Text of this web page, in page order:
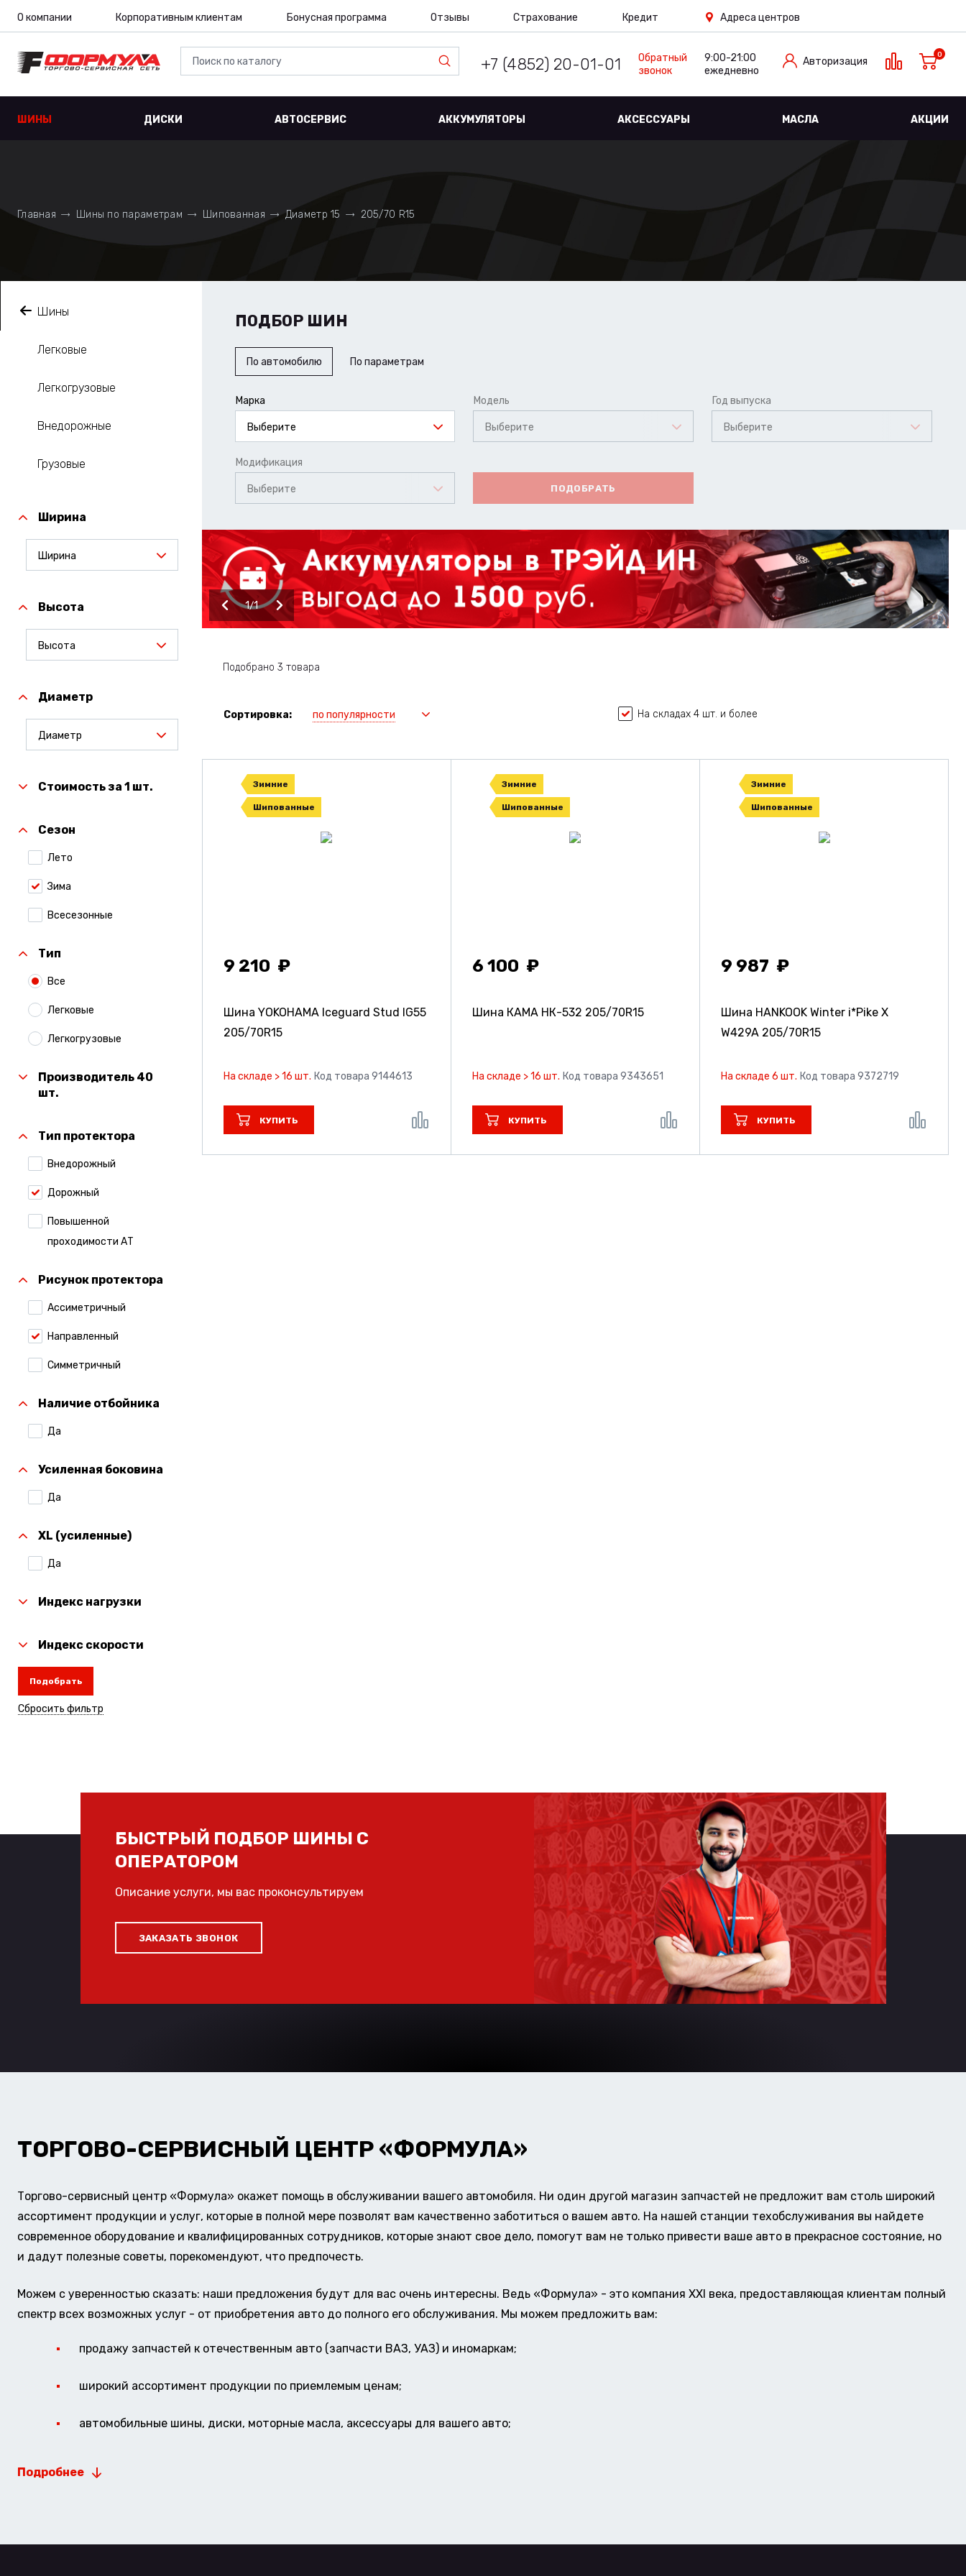
О компании Корпоративным клиентам Бонусная программа Отзывы Страхование Кредит Адреса центров
+7 (4852) 20-01-01
Обратный
звонок
9:00-21:00
ежедневно
Авторизация
0
ШИНЫ ДИСКИ АВТОСЕРВИС АККУМУЛЯТОРЫ АКСЕССУАРЫ МАСЛА АКЦИИ
Главная Шины по параметрам Шипованная Диаметр 15 205/70 R15
Шины
Легковые
Легкогрузовые
Внедорожные
Грузовые
Ширина
Ширина
Высота
Высота
Диаметр
Диаметр
Стоимость за 1 шт.
Сезон
Лето
Зима
Всесезонные
Тип
Все
Легковые
Легкогрузовые
Производитель 40
шт.
Тип протектора
Внедорожный
Дорожный
Повышенной
проходимости АТ
Рисунок протектора
Ассиметричный
Направленный
Симметричный
Наличие отбойника
Да
Усиленная боковина
Да
XL (усиленные)
Да
Индекс нагрузки
Индекс скорости
Подобрать
Сбросить фильтр
ПОДБОР ШИН
По автомобилю По параметрам
Марка
Выберите
Модель
Выберите
Год выпуска
Выберите
Модификация
Выберите ПОДОБРАТЬ
1 1
Подобрано 3 товара
Сортировка: по популярности На складах 4 шт. и более
Зимние
Шипованные
9 210
Шина YOKOHAMA Iceguard Stud IG55
205/70R15
На складе > 16 шт. Код товара 9144613
КУПИТЬ
Зимние
Шипованные
6 100
Шина КАМА НК-532 205/70R15
На складе > 16 шт. Код товара 9343651
КУПИТЬ
Зимние
Шипованные
9 987
Шина HANKOOK Winter i*Pike X
W429A 205/70R15
На складе 6 шт. Код товара 9372719
КУПИТЬ
БЫСТРЫЙ ПОДБОР ШИНЫ С
ОПЕРАТОРОМ
Описание услуги, мы вас проконсультируем
ЗАКАЗАТЬ ЗВОНОК
ТОРГОВО-СЕРВИСНЫЙ ЦЕНТР «ФОРМУЛА»
Торгово-сервисный центр «Формула» окажет помощь в обслуживании вашего автомобиля. Ни один другой магазин запчастей не предложит вам столь широкий
ассортимент продукции и услуг, которые в полной мере позволят вам качественно заботиться о вашем авто. На нашей станции техобслуживания вы найдете
современное оборудование и квалифицированных сотрудников, которые знают свое дело, помогут вам не только привести ваше авто в прекрасное состояние, но
и дадут полезные советы, порекомендуют, что предпочесть.
Можем с уверенностью сказать: наши предложения будут для вас очень интересны. Ведь «Формула» - это компания XXI века, предоставляющая клиентам полный
спектр всех возможных услуг - от приобретения авто до полного его обслуживания. Мы можем предложить вам:
продажу запчастей к отечественным авто (запчасти ВАЗ, УАЗ) и иномаркам;
широкий ассортимент продукции по приемлемым ценам;
автомобильные шины, диски, моторные масла, аксессуары для вашего авто;
Подробнее